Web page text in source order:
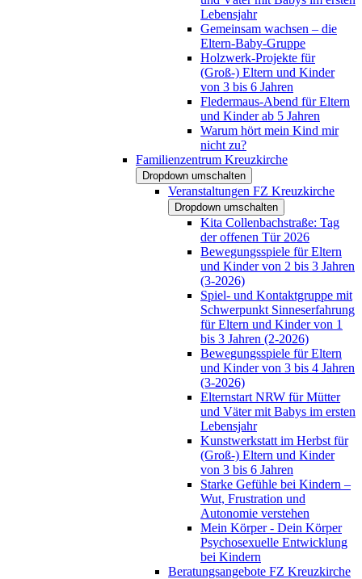
Lebensjahr
Gemeinsam wachsen – die
Eltern-Baby-Gruppe
Holzwerk-Projekte für
(Groß-) Eltern und Kinder
von 3 bis 6 Jahren
Fledermaus-Abend für Eltern
und Kinder ab 5 Jahren
Warum hört mein Kind mir
nicht zu?
Familienzentrum Kreuzkirche
Dropdown umschalten
Veranstaltungen FZ Kreuzkirche
Dropdown umschalten
Kita Collenbachstraße: Tag
der offenen Tür 2026
Bewegungsspiele für Eltern
und Kinder von 2 bis 3 Jahren
(3-2026)
Spiel- und Kontaktgruppe mit
Schwerpunkt Sinneserfahrung
für Eltern und Kinder von 1
bis 3 Jahren (2-2026)
Bewegungsspiele für Eltern
und Kinder von 3 bis 4 Jahren
(3-2026)
Elternstart NRW für Mütter
und Väter mit Babys im ersten
Lebensjahr
Kunstwerkstatt im Herbst für
(Groß-) Eltern und Kinder
von 3 bis 6 Jahren
Starke Gefühle bei Kindern –
Wut, Frustration und
Autonomie verstehen
Mein Körper - Dein Körper
Psychosexuelle Entwicklung
bei Kindern
Beratungsangebote FZ Kreuzkirche